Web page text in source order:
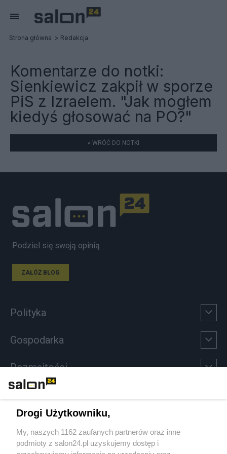
Strona główna Redakcja
Komentarze do notki:
Sienkiewicz zakpił w sporze
PiS z Izraelem. "Jak mogłem
kiedyś głosować na PO?"
« WRÓĆ DO NOTKI
Podziel się swoją opinią
ZAŁÓŻ BLOG
Polityka
Gospodarka
Rozmaitości
Sport
Społeczeństwo
Drogi Użytkowniku,
My, naszych 1162 zaufanych partnerów oraz inne
podmioty z salon24.pl uzyskujemy dostęp i